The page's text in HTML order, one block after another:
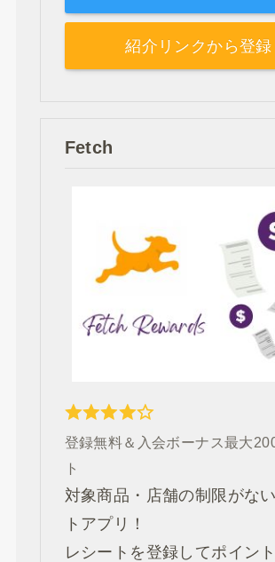
紹介リンクから登録
Fetch
登録無料＆入会ボーナス最大
ト
対象商品・店舗の制限がな
トアプリ！
レシートを登録してポイン